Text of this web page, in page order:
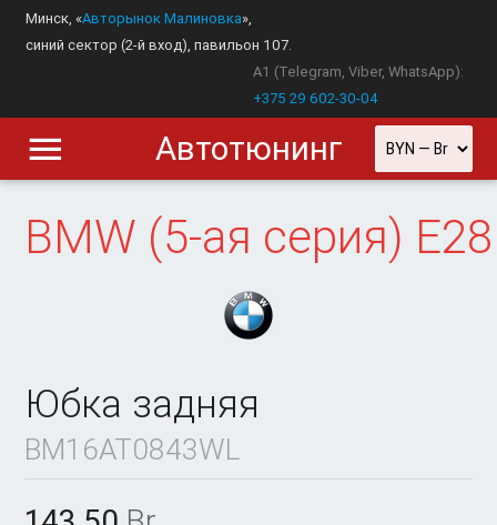
Минск, «Авторынок Малиновка»,
синий сектор (2-й вход), павильон 107.
A1 (Telegram, Viber, WhatsApp):
+375 29 602-30-04
Автотюнинг
BMW (5-ая серия) E28
Юбка задняя
BM16AT0843WL